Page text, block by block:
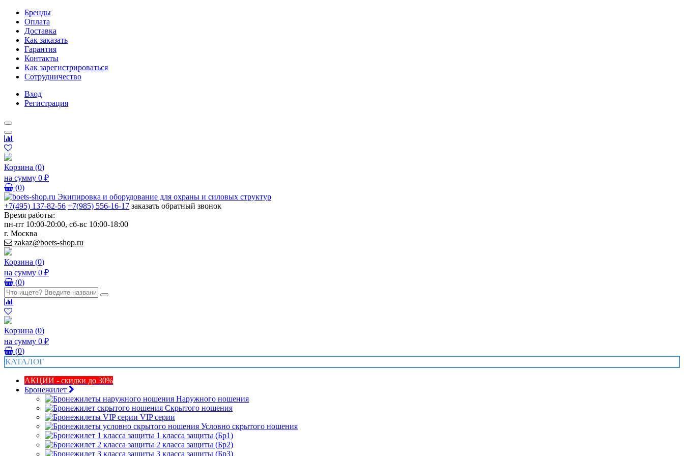
Бренды
Оплата
Доставка
Как заказать
Гарантия
Контакты
Как зарегистрироваться
Сотрудничество
Вход
Регистрация
Корзина (0)
на сумму 0 ₽
(0)
+7(495) 137-82-56 +7(985) 556-16-17 заказать обратный звонок
Время работы:
пн-пт 10:00-20:00, сб-вс 10:00-18:00
г. Москва
zakaz@boets-shop.ru
Корзина (0)
на сумму 0 ₽
(0)
Корзина (0)
на сумму 0 ₽
(0)
КАТАЛОГ
АКЦИИ - скидки до 30%
Бронежилет
Наружного ношения
Скрытого ношения
VIP серии
Условно скрытого ношения
1 класса защиты (Бр1)
2 класса защиты (Бр2)
3 класса защиты (Бр3)